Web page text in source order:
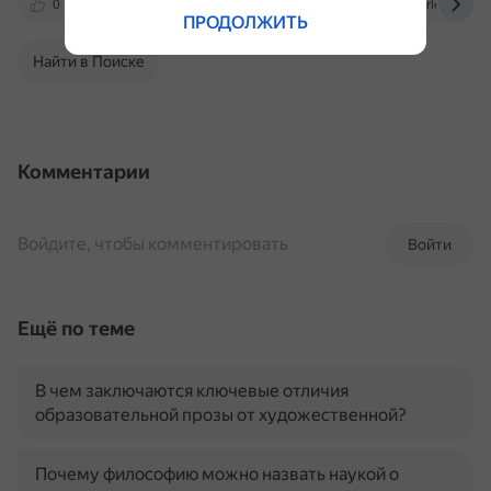
0 cyberleninka.ru
Найти в Поиске
Комментарии
Войти
Войдите, чтобы комментировать
Ещё по теме
В чем заключаются ключевые отличия
образовательной прозы от художественной?
Почему философию можно назвать наукой о
ПРОДОЛЖИТЬ